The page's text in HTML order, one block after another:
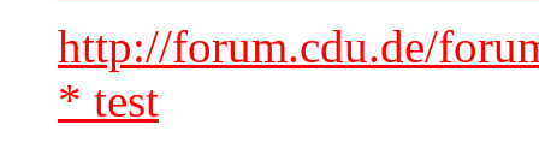
http://forum.cdu.de/
* test